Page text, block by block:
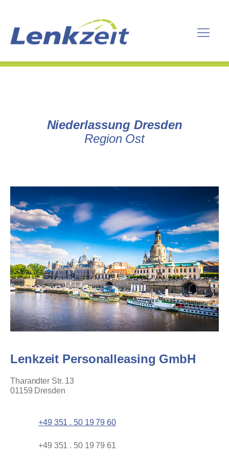
Niederlassung Dresden
Region Ost
Lenkzeit Personalleasing GmbH
Tharandter Str. 13
01159 Dresden
+49 351 . 50 19 79 60
+49 351 . 50 19 79 61